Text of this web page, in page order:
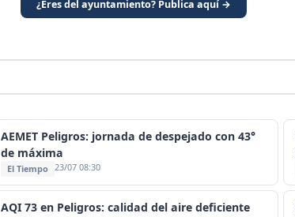
¿Eres del ayuntamiento? Publica aquí →
AEMET Peligros: jornada de despejado con 43°
de máxima
El Tiempo 23/07 08:30
AQI 73 en Peligros: calidad del aire deficiente